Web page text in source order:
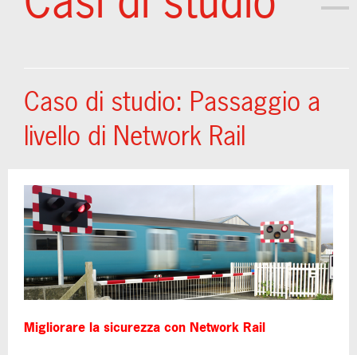
Caso di studio: Passaggio a
livello di Network Rail
Migliorare la sicurezza con Network Rail